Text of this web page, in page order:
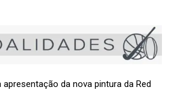
da nova pintura da Red